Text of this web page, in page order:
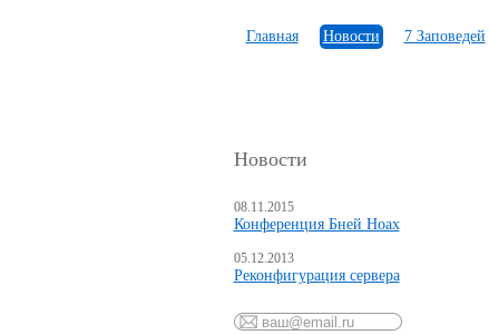
Главная Новости 7 Заповедей
Новости
08.11.2015
Конференция Бней Ноах
05.12.2013
Реконфигурация сервера